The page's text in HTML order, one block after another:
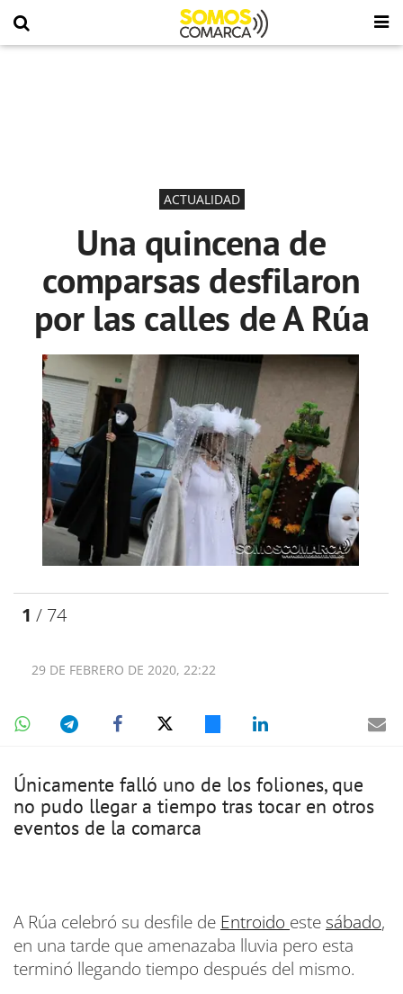
ACTUALIDAD
Una quincena de
comparsas desfilaron
por las calles de A Rúa
1 / 74
29 DE FEBRERO DE 2020, 22:22
Únicamente falló uno de los foliones, que
no pudo llegar a tiempo tras tocar en otros
eventos de la comarca
A Rúa celebró su desfile de Entroido este sábado,
en una tarde que amenazaba lluvia pero esta
terminó llegando tiempo después del mismo.